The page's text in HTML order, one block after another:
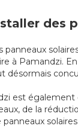
des
à Pamandzi.
est
de la